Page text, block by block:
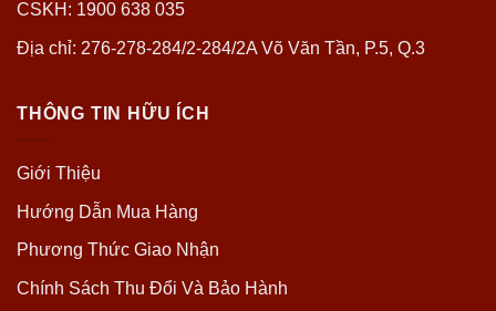
CSKH: 1900 638 035
Địa chỉ: 276-278-284/2-284/2A Võ Văn Tần, P.5, Q.3
THÔNG TIN HỮU ÍCH
Giới Thiệu
Hướng Dẫn Mua Hàng
Phương Thức Giao Nhận
Chính Sách Thu Đổi Và Bảo Hành